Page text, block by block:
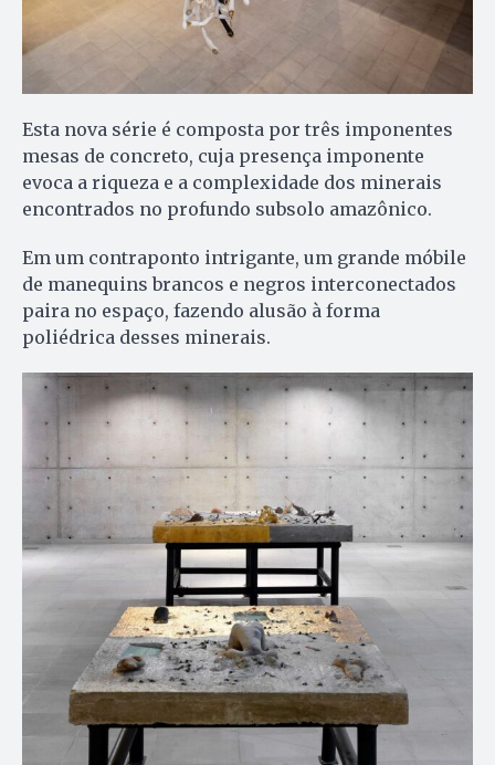
Esta nova série é composta por três imponentes
mesas de concreto, cuja presença imponente
evoca a riqueza e a complexidade dos minerais
encontrados no profundo subsolo amazônico.
Em um contraponto intrigante, um grande móbile
de manequins brancos e negros interconectados
paira no espaço, fazendo alusão à forma
poliédrica desses minerais.